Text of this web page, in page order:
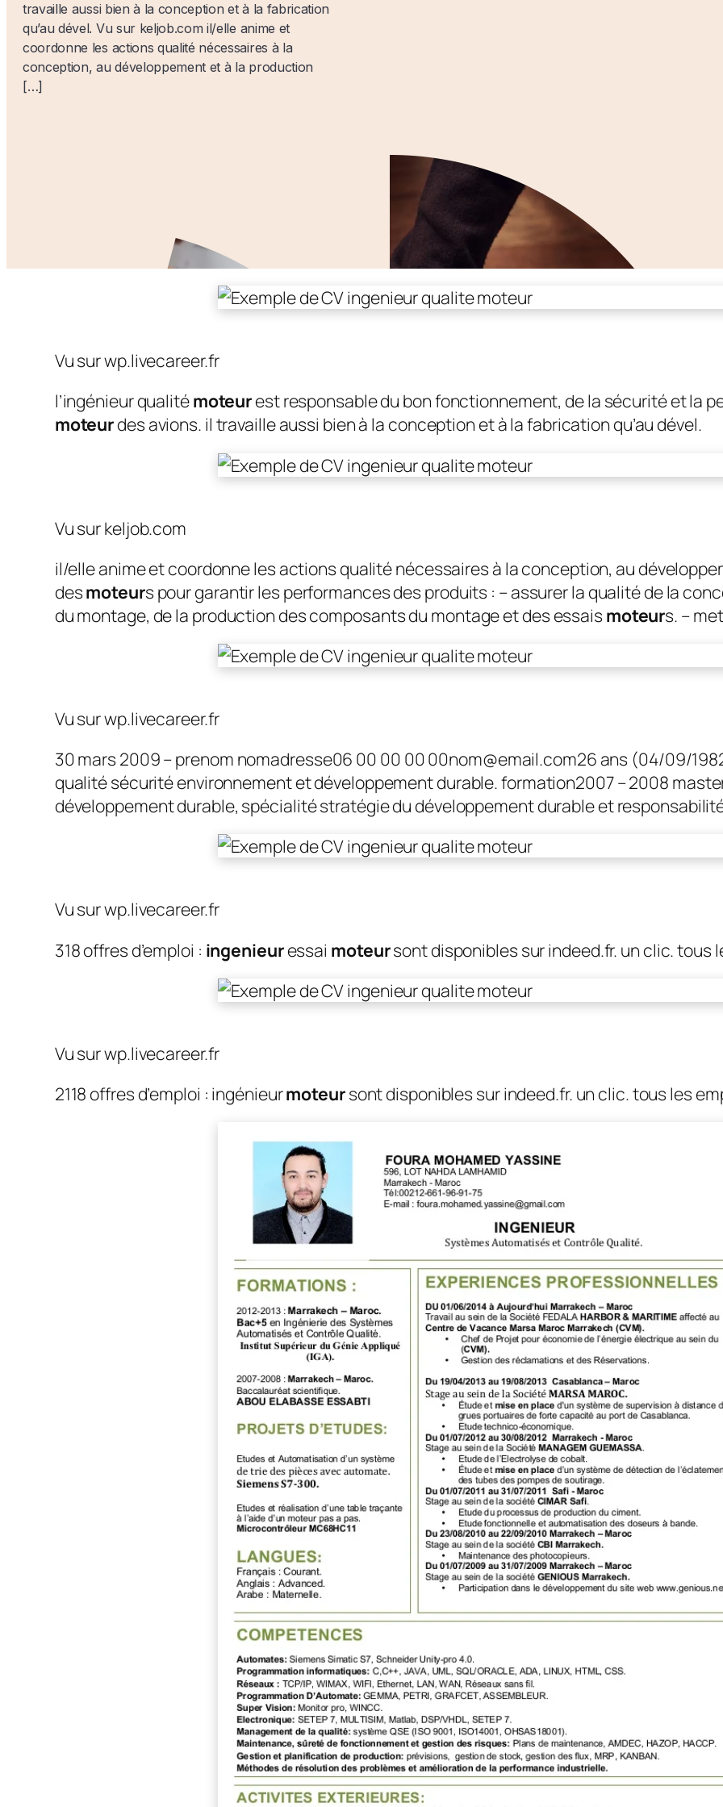
travaille aussi bien à la conception et à la fabrication
qu’au dével. Vu sur keljob.com il/elle anime et
coordonne les actions qualité nécessaires à la
conception, au développement et à la production
[…]
Vu sur wp.livecareer.fr
l’ingénieur qualitémoteurest responsable du bon fonctionnement, de la sécurité et la
moteurdes avions. il travaille aussi bien à la conception et à la fabrication qu’au dével.
Vu sur keljob.com
il/elle anime et coordonne les actions qualité nécessaires à la conception, au
desmoteurs pour garantir les performances des produits : – assurer la qualité de la
du montage, de la production des composants du montage et des essais moteurs. –
Vu sur wp.livecareer.fr
30 mars 2009 – prenom nomadresse06 00 00 00 00nom@email.com26 ans (04/09/
qualité sécurité environnement et développement durable. formation2007 – 2008
développement durable, spécialité stratégie du développement durable et
Vu sur wp.livecareer.fr
318 offres d’emploi : ingenieuressai moteursont disponibles sur indeed.fr. un clic. tous
Vu sur wp.livecareer.fr
2118 offres d’emploi : ingénieurmoteursont disponibles sur indeed.fr. un clic. tous les